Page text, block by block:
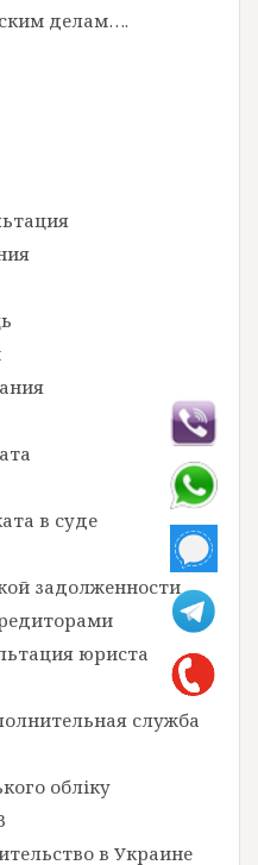
делам….
в суде
задолженности
юриста
служба
обліку
в Украине